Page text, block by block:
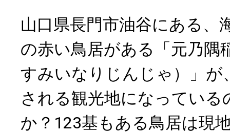
山口県長門市油谷にある、
の赤い鳥居がある「元乃隅
すみいなりじんじゃ）」が
される観光地になっている
か？123基もある鳥居は現